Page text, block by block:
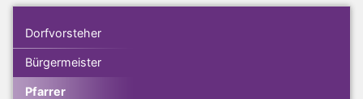
Dorfvorsteher
Bürgermeister
Pfarrer